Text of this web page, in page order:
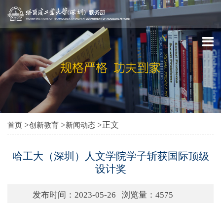
首页 >创新教育 >新闻动态 >正文
哈工大（深圳）人文学院学子斩获国际顶级
设计奖
发布时间：2023-05-26 浏览量： 4575